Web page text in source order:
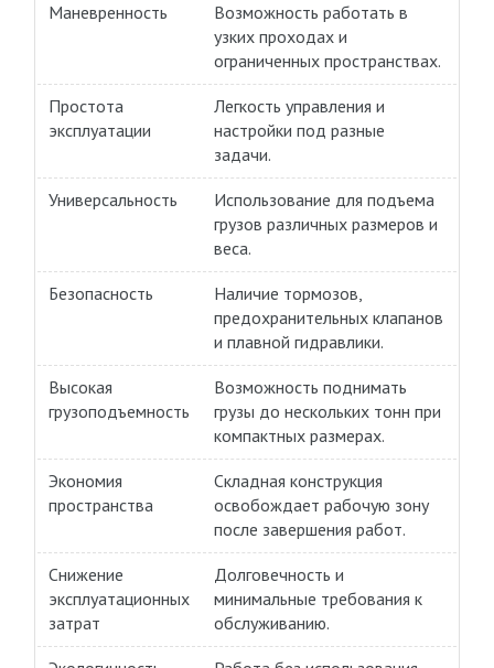
Маневренность
Возможность работать в
узких проходах и
ограниченных пространствах.
Простота
эксплуатации
Легкость управления и
настройки под разные
задачи.
Универсальность
Использование для подъема
грузов различных размеров и
веса.
Безопасность
Наличие тормозов,
предохранительных клапанов
и плавной гидравлики.
Высокая
грузоподъемность
Возможность поднимать
грузы до нескольких тонн при
компактных размерах.
Экономия
пространства
Складная конструкция
освобождает рабочую зону
после завершения работ.
Снижение
эксплуатационных
затрат
Долговечность и
минимальные требования к
обслуживанию.